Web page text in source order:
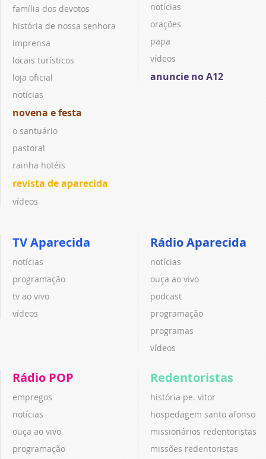
família dos devotos
história de nossa senhora
imprensa
locais turísticos
loja oficial
notícias
novena e festa
o santuário
pastoral
rainha hotéis
revista de aparecida
vídeos
notícias
orações
papa
vídeos
anuncie no A12
TV Aparecida
notícias
programação
tv ao vivo
vídeos
Rádio Aparecida
notícias
ouça ao vivo
podcast
programação
programas
vídeos
Rádio POP
empregos
notícias
ouça ao vivo
programação
Redentoristas
história pe. vitor
hospedagem santo afonso
missionários redentoristas
missões redentoristas